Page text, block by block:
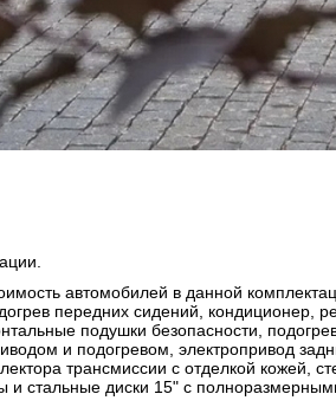
автомобилей в данной
передних сидений, кондиционер,
подушки безопасности,
и подогревом, электропривод
трансмиссии с отделкой кожей,
и стальные диски 15" с